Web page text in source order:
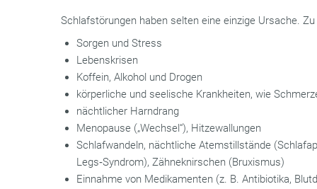
Schlafstörungen haben selten eine einzige Ursache.
Sorgen und Stress
Lebenskrisen
Koffein, Alkohol und Drogen
körperliche und seelische Krankheiten, wie
nächtlicher Harndrang
Menopause („Wechsel“), Hitzewallungen
Schlafwandeln, nächtliche Atemstillstände
Legs‐Syndrom), Zähneknirschen (Bruxismus)
Einnahme von Medikamenten (z. B. Antibiotika,